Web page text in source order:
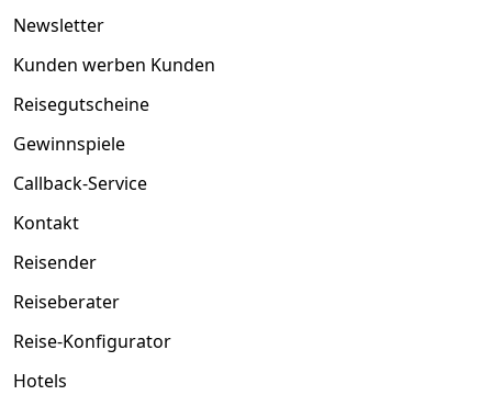
Newsletter
Kunden werben Kunden
Reisegutscheine
Gewinnspiele
Callback-Service
Kontakt
Reisender
Reiseberater
Reise-Konfigurator
Hotels